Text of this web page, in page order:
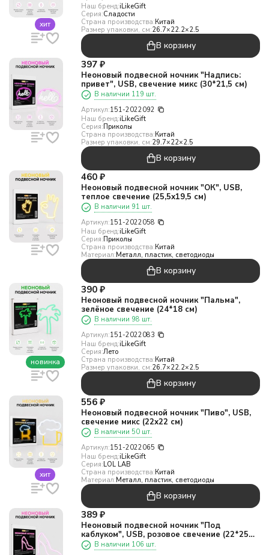
хит
Наш бренд:iLikeGift
Серия:Сладости
Страна производства:Китай
Размер упаковки, см:26.7×22.2×2.5
В корзину
397 ₽
Неоновый подвесной ночник "Надпись:
привет", USB, свечение микс (30*21,5 см)
В наличии 119 шт.
Артикул:151-2022092
Наш бренд:iLikeGift
Серия:Приколы
Страна производства:Китай
Размер упаковки, см:29.7×22×2.5
В корзину
460 ₽
Неоновый подвесной ночник "ОК", USB,
теплое свечение (25,5х19,5 см)
В наличии 91 шт.
Артикул:151-2022058
Наш бренд:iLikeGift
Серия:Приколы
Страна производства:Китай
Материал:Металл, пластик, светодиоды
В корзину
новинка
390 ₽
Неоновый подвесной ночник "Пальма",
зелёное свечение (24*18 см)
В наличии 98 шт.
Артикул:151-2022083
Наш бренд:iLikeGift
Серия:Лето
Страна производства:Китай
Размер упаковки, см:26.7×22.2×2.5
В корзину
хит
556 ₽
Неоновый подвесной ночник "Пиво", USB,
свечение микс (22х22 см)
В наличии 50 шт.
Артикул:151-2022065
Наш бренд:iLikeGift
Серия:LOL LAB
Страна производства:Китай
Материал:Металл, пластик, светодиоды
В корзину
389 ₽
Неоновый подвесной ночник "Под
каблуком", USB, розовое свечение (22*25
см) В наличии 106 шт.